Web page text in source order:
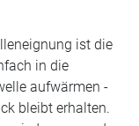
ist die
in die
aufwärmen -
bleibt erhalten.